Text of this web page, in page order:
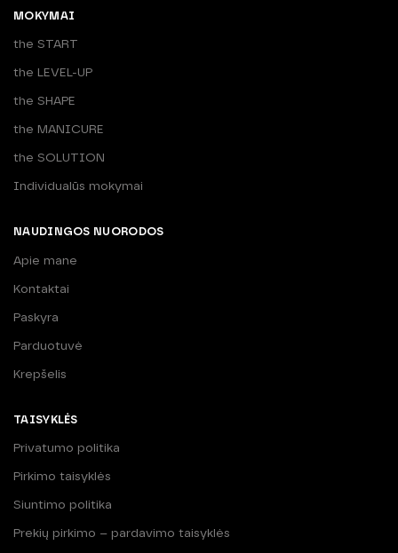
MOKYMAI
the START
the LEVEL-UP
the SHAPE
the MANICURE
the SOLUTION
Individualūs mokymai
NAUDINGOS NUORODOS
Apie mane
Kontaktai
Paskyra
Parduotuvė
Krepšelis
TAISYKLĖS
Privatumo politika
Pirkimo taisyklės
Siuntimo politika
Prekių pirkimo – pardavimo taisyklės